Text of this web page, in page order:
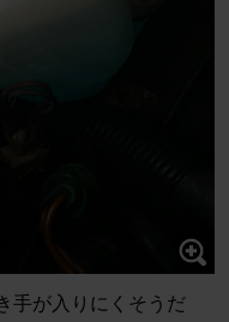
手が入りにくそうだ